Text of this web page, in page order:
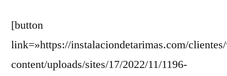
[button
link=»https://instalaciondetarimas.com/
content/uploads/sites/17/2022/11/1196-